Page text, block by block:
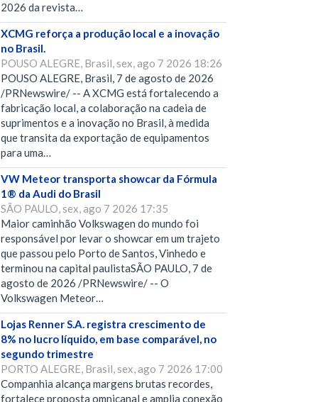
2026 da revista…
XCMG reforça a produção local e a inovação
no Brasil.
POUSO ALEGRE, Brasil, sex, ago 7 2026 18:26
POUSO ALEGRE, Brasil, 7 de agosto de 2026
/PRNewswire/ -- A XCMG está fortalecendo a
fabricação local, a colaboração na cadeia de
suprimentos e a inovação no Brasil, à medida
que transita da exportação de equipamentos
para uma…
VW Meteor transporta showcar da Fórmula
1® da Audi do Brasil
SÃO PAULO, sex, ago 7 2026 17:35
Maior caminhão Volkswagen do mundo foi
responsável por levar o showcar em um trajeto
que passou pelo Porto de Santos, Vinhedo e
terminou na capital paulistaSÃO PAULO, 7 de
agosto de 2026 /PRNewswire/ -- O
Volkswagen Meteor…
Lojas Renner S.A. registra crescimento de
8% no lucro líquido, em base comparável, no
segundo trimestre
PORTO ALEGRE, Brasil, sex, ago 7 2026 17:00
Companhia alcança margens brutas recordes,
fortalece proposta omnicanal e amplia conexão